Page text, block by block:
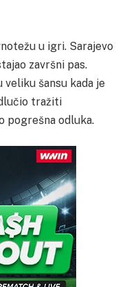
u igri. Sarajevo
završni pas.
šansu kada je
tražiti
pogrešna odluka.